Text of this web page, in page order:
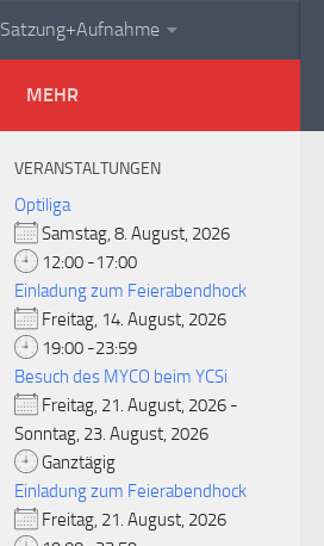
Satzung+Aufnahme
MEHR
VERANSTALTUNGEN
Optiliga
Samstag, 8. August, 2026
12:00 -17:00
Einladung zum Feierabendhock
Freitag, 14. August, 2026
19:00 -23:59
Besuch des MYCO beim YCSi
Freitag, 21. August, 2026 -
Sonntag, 23. August, 2026
Ganztägig
Einladung zum Feierabendhock
Freitag, 21. August, 2026